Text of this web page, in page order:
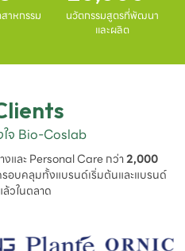
าหกรรม
นวัตกรรมสูตรที่พัฒนา
และผลิต
ใจ Bio-Coslab
งและ Personal Care กว่า2,000
รอบคลุมทั้งแบรนด์เริ่มต้นและแบรนด์
ล้วในตลาด